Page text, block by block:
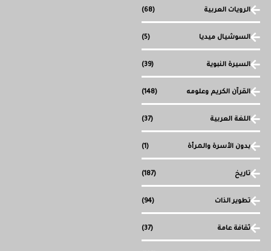
الرويات العربية (68)
السوشيال ميديا (5)
السيرة النبوية (39)
القرآن الكريم وعلومه (148)
اللغة العربية (37)
بدون الأسرة والمرأة (1)
تاريخ (187)
تطوير الذات (94)
ثقافة عامة (37)